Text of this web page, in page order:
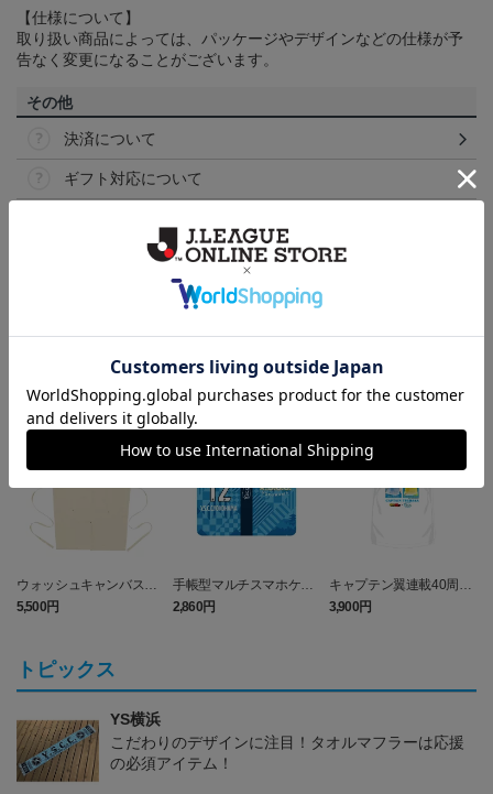
【仕様について】
取り扱い商品によっては、パッケージやデザインなどの仕様が予
告なく変更になることがございます。
その他
決済について
ギフト対応について
ランキング
ウォッシュキャンバス＆
ツイル エプロン (Y.S.C.C.
横浜)
5,500円
手帳型マルチスマホケー
ス (Y.S.C.C.横浜)
2,860円
キャプテン翼連載40周年
記念コラボ TシャツB
（Y．S．C．C．横浜）
3,900円
トピックス
YS横浜
こだわりのデザインに注目！タオルマフラーは応援
の必須アイテム！